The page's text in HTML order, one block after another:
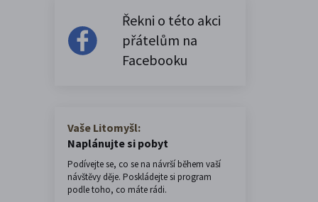
Řekni o této akci
přátelům na
Facebooku
Vaše Litomyšl:
Naplánujte si pobyt
Podívejte se, co se na návrší během vaší
návštěvy děje. Poskládejte si program
podle toho, co máte rádi.